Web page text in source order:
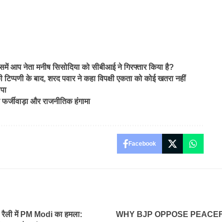
आप नेता मनीष सिसोदिया को सीबीआई ने गिरफ्तार किया है?
टिप्पणी के बाद, शरद पवार ने कहा विपक्षी एकता को कोई खतरा नहीं
और राजनीतिक हंगामा
Facebook
में PM Modi का हमला:
WHY BJP OPPOSE